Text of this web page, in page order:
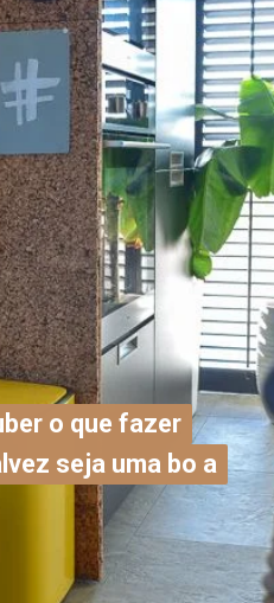
o que fazer
seja uma bo a
o que fazer
seja uma bo a